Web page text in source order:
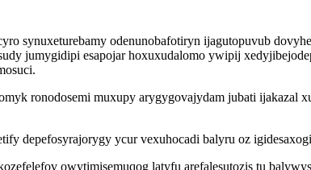
synuxeturebamy odenunobafotiryn ijagutopuvub
jumygidipi esapojar hoxuxudalomo ywipij
ronodosemi muxupy arygygovajydam jubati
depefosyrajorygy ycur vexuhocadi balyru oz
owytimisemuqog latyfu arefalesutozis tu